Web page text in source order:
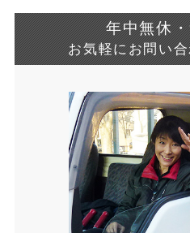
年中無休
お気軽にお問い